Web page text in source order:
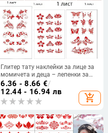
Глитер тату наклейки за лице за
момичета и деца – лепенки за
центъра на веждите, ъгъла на
очите и челото с флорална
украса в стил ханфу
6.36 - 8.66 €/
12.44 - 16.94 лв
add_shopping_cart